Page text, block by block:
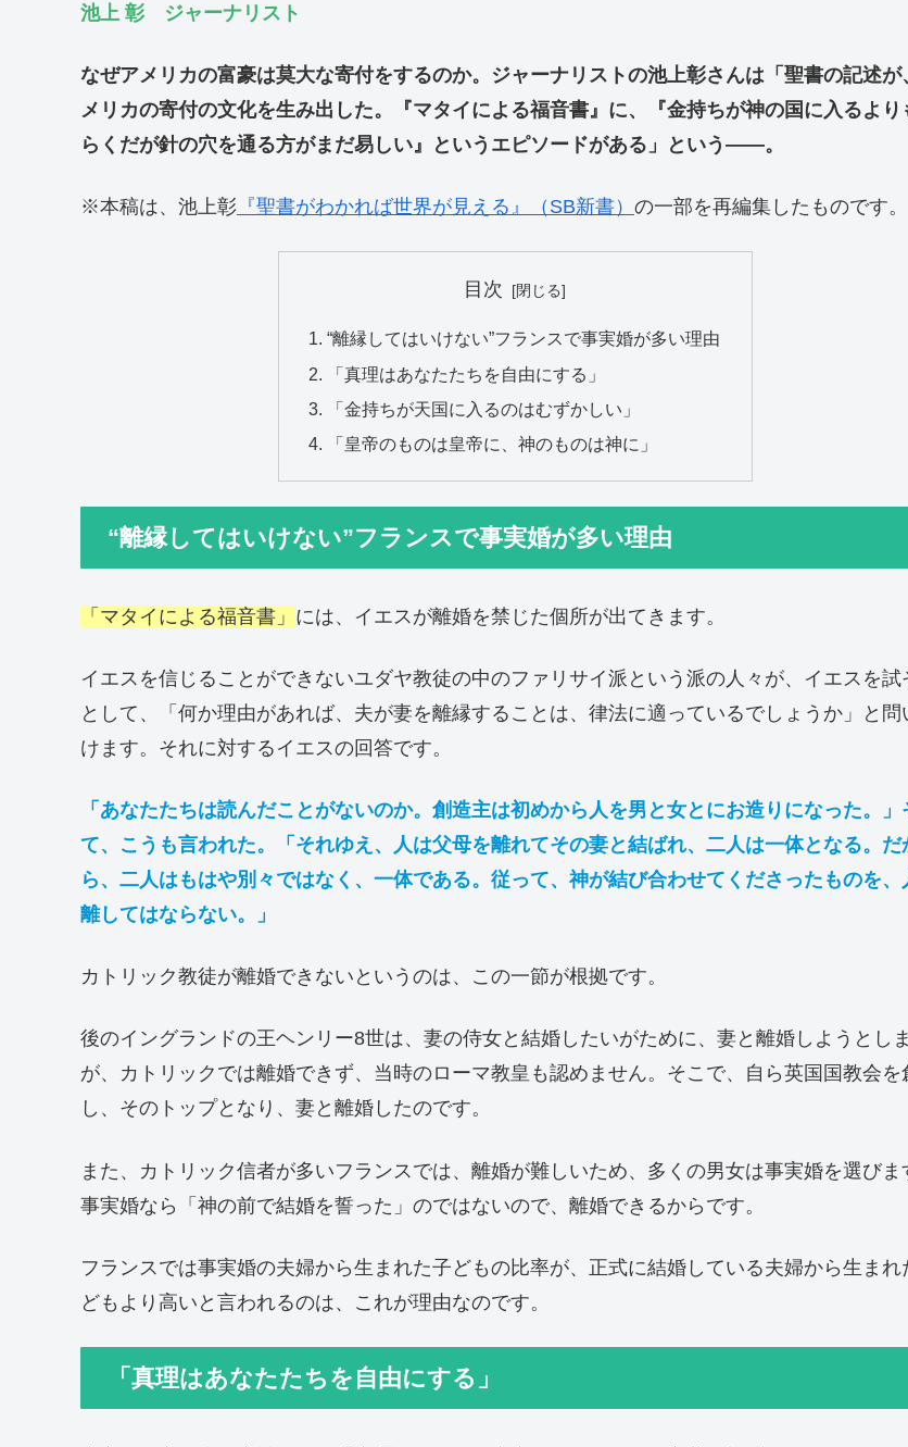
池上 彰 ジャーナリスト
なぜアメリカの富豪は莫大な寄付をするのか。ジャーナリストの池上彰さんは「聖書の記述が
メリカの寄付の文化を生み出した。『マタイによる福音書』に、『金持ちが神の国に入るより
らくだが針の穴を通る方がまだ易しい』というエピソードがある」という――。
※本稿は、池上彰 『聖書がわかれば世界が見える』（SB新書） の一部を再編集したものです。
目次
“離縁してはいけない”フランスで事実婚が多い理由
「真理はあなたたちを自由にする」
「金持ちが天国に入るのはむずかしい」
「皇帝のものは皇帝に、神のものは神に」
“離縁してはいけない”フランスで事実婚が多い理由
「マタイによる福音書」 には、イエスが離婚を禁じた個所が出てきます。
イエスを信じることができないユダヤ教徒の中のファリサイ派という派の人々が、イエスを試
として、「何か理由があれば、夫が妻を離縁することは、律法に適っているでしょうか」と問
けます。それに対するイエスの回答です。
「あなたたちは読んだことがないのか。創造主は初めから人を男と女とにお造りになった。」
て、こうも言われた。「それゆえ、人は父母を離れてその妻と結ばれ、二人は一体となる。だ
ら、二人はもはや別々ではなく、一体である。従って、神が結び合わせてくださったものを、
離してはならない。」
カトリック教徒が離婚できないというのは、この一節が根拠です。
後のイングランドの王ヘンリー8世は、妻の侍女と結婚したいがために、妻と離婚しようとし
が、カトリックでは離婚できず、当時のローマ教皇も認めません。そこで、自ら英国国教会を
し、そのトップとなり、妻と離婚したのです。
また、カトリック信者が多いフランスでは、離婚が難しいため、多くの男女は事実婚を選びま
事実婚なら「神の前で結婚を誓った」のではないので、離婚できるからです。
フランスでは事実婚の夫婦から生まれた子どもの比率が、正式に結婚している夫婦から生まれ
どもより高いと言われるのは、これが理由なのです。
「真理はあなたたちを自由にする」